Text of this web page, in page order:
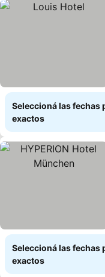
Seleccioná las fechas
exactos
Seleccioná las fechas
exactos